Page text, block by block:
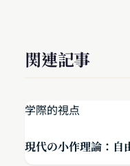
関連記事
学際的視点
現代の小作理論：自